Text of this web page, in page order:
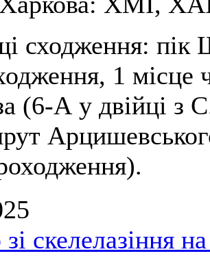
сходження: пік
1 місце
(6-А у двійці з
скелелазіння